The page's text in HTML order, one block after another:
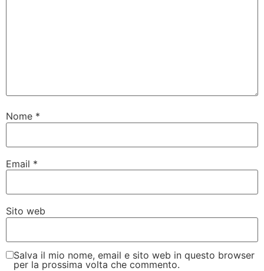
Nome *
Email *
Sito web
Salva il mio nome, email e sito web in questo browser
per la prossima volta che commento.